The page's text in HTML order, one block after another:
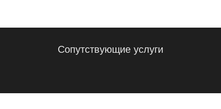
Сопутствующие услуги